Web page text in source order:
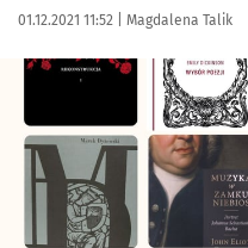
Data publikacji:
01.12.2021 11:52 | Autor:
Magdalena Talik
Kliknij, aby powiększyć